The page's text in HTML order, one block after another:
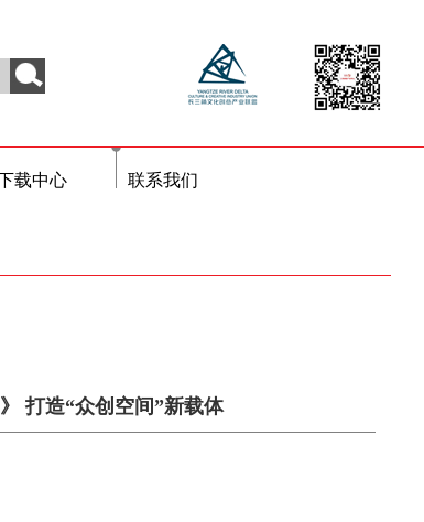
载中心 联系我们
打造“众创空间”新载体